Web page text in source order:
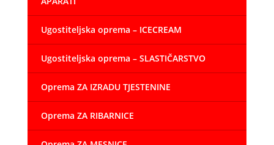
Ugostiteljska oprema – ICECREAM
Ugostiteljska oprema – SLASTIČARSTVO
Oprema ZA IZRADU TJESTENINE
Oprema ZA RIBARNICE